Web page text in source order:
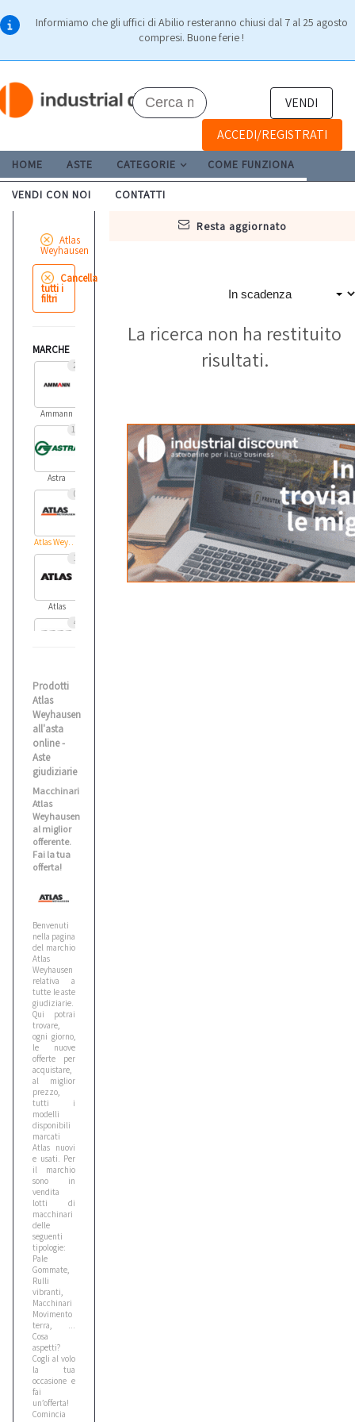
Informiamo che gli uffici di Abilio resteranno chiusi dal 7 al 25 agosto
compresi. Buone ferie !
VENDI
ACCEDI/REGISTRATI
HOME ASTE CATEGORIE COME FUNZIONA
VENDI CON NOI CONTATTI
resta aggiornato
Atlas
Weyhausen
Cancella
tutti i
filtri
MARCHE
2
Ammann
11
Astra
0
Atlas Weyhausen
1
Atlas
4
Balma
Benati
2
Bianco
Biesse
5
Bitelli
10
Bmw
Bobcat
Bomag
3
Case
Caterpillar
1
Cat
Prodotti
Atlas
Weyhausen
all'asta
online -
Aste
giudiziarie
Macchinari
Atlas
Weyhausen
al miglior
offerente.
Fai la tua
offerta!
Benvenuti
nella pagina
del marchio
Atlas
Weyhausen
relativa a
tutte le aste
giudiziarie.
Qui potrai
trovare,
ogni giorno,
le nuove
offerte per
acquistare,
al miglior
prezzo,
tutti i
modelli
disponibili
marcati
Atlas nuovi
e usati. Per
il marchio
sono in
vendita
lotti di
macchinari
delle
seguenti
tipologie:
Pale
Gommate,
Rulli
vibranti,
Macchinari
Movimento
terra, ...
Cosa
aspetti?
Cogli al volo
la tua
occasione e
fai
un’offerta!
Comincia
La ricerca non ha restituito
risultati.